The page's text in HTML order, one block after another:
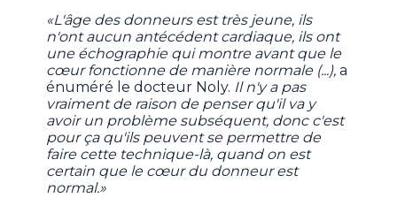
«L'âge des donneurs est très jeune, ils
n'ont aucun antécédent cardiaque, ils ont
une échographie qui montre avant que le
cœur fonctionne de manière normale (...), a
énuméré le docteur Noly. Il n'y a pas
vraiment de raison de penser qu'il va y
avoir un problème subséquent, donc c'est
pour ça qu'ils peuvent se permettre de
faire cette technique-là, quand on est
certain que le cœur du donneur est
normal.»